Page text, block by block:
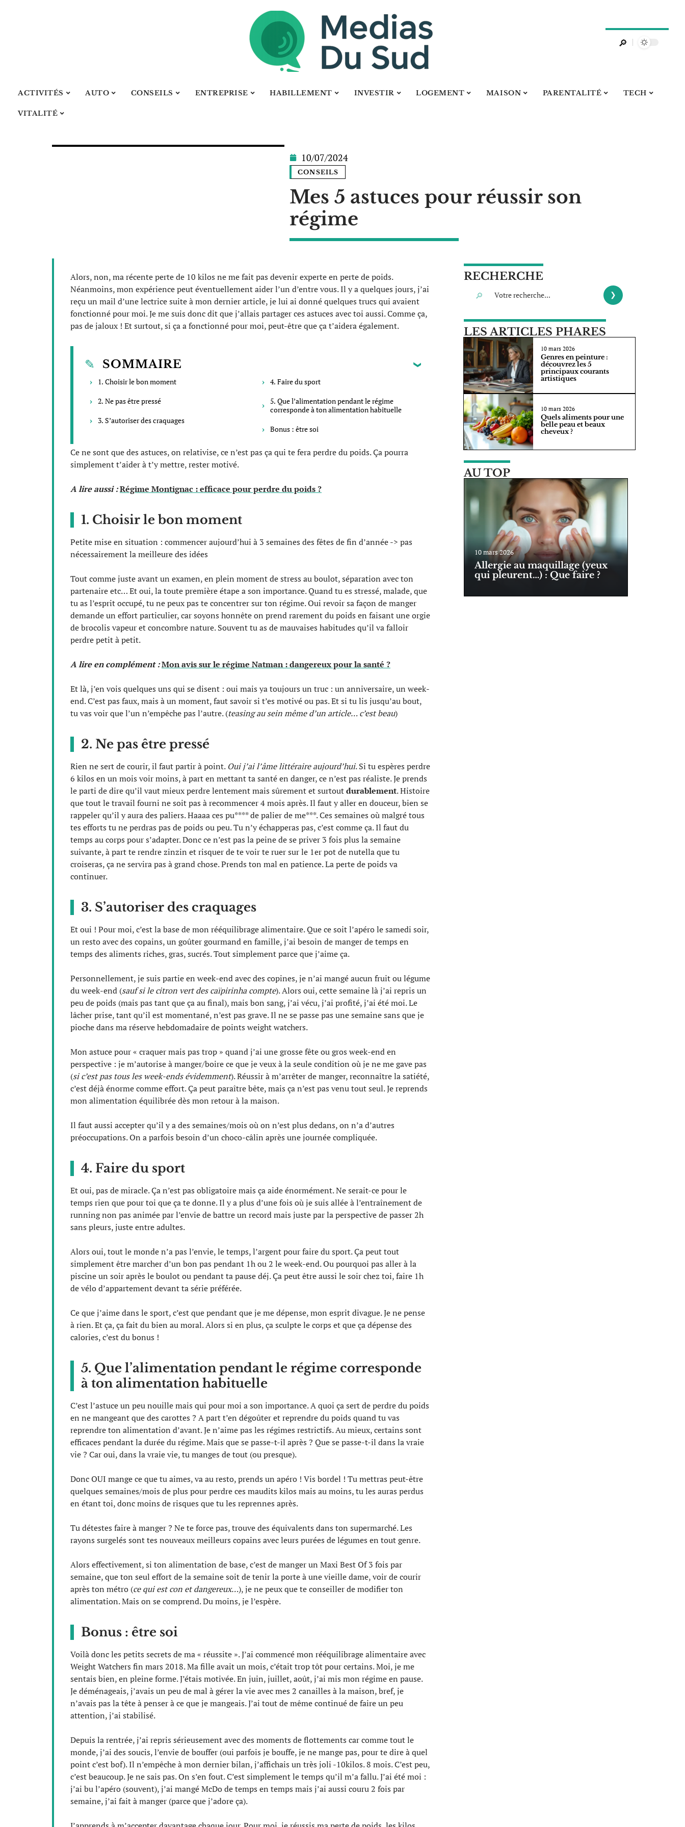
ACTIVITÉS AUTO CONSEILS ENTREPRISE HABILLEMENT INVESTIR LOGEMENT MAISON PARENTALITÉ TECH
VITALITÉ
10/07/2024
CONSEILS
Mes 5 astuces pour réussir son
régime
Alors, non, ma récente perte de 10 kilos ne me fait pas devenir experte en perte de poids.
Néanmoins, mon expérience peut éventuellement aider l’un d’entre vous. Il y a quelques jours, j’ai
reçu un mail d’une lectrice suite à mon dernier article, je lui ai donné quelques trucs qui avaient
fonctionné pour moi. Je me suis donc dit que j’allais partager ces astuces avec toi aussi. Comme ça,
pas de jaloux ! Et surtout, si ça a fonctionné pour moi, peut-être que ça t’aidera également.
SOMMAIRE
1. Choisir le bon moment
2. Ne pas être pressé
3. S’autoriser des craquages
4. Faire du sport
5. Que l’alimentation pendant le régime
corresponde à ton alimentation habituelle
Bonus : être soi
Ce ne sont que des astuces, on relativise, ce n’est pas ça qui te fera perdre du poids. Ça pourra
simplement t’aider à t’y mettre, rester motivé.
A lire aussi :Régime Montignac : efficace pour perdre du poids ?
1. Choisir le bon moment
Petite mise en situation : commencer aujourd’hui à 3 semaines des fêtes de fin d’année -> pas
nécessairement la meilleure des idées
Tout comme juste avant un examen, en plein moment de stress au boulot, séparation avec ton
partenaire etc… Et oui, la toute première étape a son importance. Quand tu es stressé, malade, que
tu as l’esprit occupé, tu ne peux pas te concentrer sur ton régime. Oui revoir sa façon de manger
demande un effort particulier, car soyons honnête on prend rarement du poids en faisant une orgie
de brocolis vapeur et concombre nature. Souvent tu as de mauvaises habitudes qu’il va falloir
perdre petit à petit.
A lire en complément :Mon avis sur le régime Natman : dangereux pour la santé ?
Et là, j’en vois quelques uns qui se disent : oui mais ya toujours un truc : un anniversaire, un week-
end. C’est pas faux, mais à un moment, faut savoir si t’es motivé ou pas. Et si tu lis jusqu’au bout,
tu vas voir que l’un n’empêche pas l’autre. (teasing au sein même d’un article… c’est beau)
2. Ne pas être pressé
Rien ne sert de courir, il faut partir à point. Oui j’ai l’âme littéraire aujourd’hui. Si tu espères perdre
6 kilos en un mois voir moins, à part en mettant ta santé en danger, ce n’est pas réaliste. Je prends
le parti de dire qu’il vaut mieux perdre lentement mais sûrement et surtoutdurablement. Histoire
que tout le travail fourni ne soit pas à recommencer 4 mois après. Il faut y aller en douceur, bien se
rappeler qu’il y aura des paliers. Haaaa ces pu**** de palier de me***. Ces semaines où malgré tous
tes efforts tu ne perdras pas de poids ou peu. Tu n’y échapperas pas, c’est comme ça. Il faut du
temps au corps pour s’adapter. Donc ce n’est pas la peine de se priver 3 fois plus la semaine
suivante, à part te rendre zinzin et risquer de te voir te ruer sur le 1er pot de nutella que tu
croiseras, ça ne servira pas à grand chose. Prends ton mal en patience. La perte de poids va
continuer.
3. S’autoriser des craquages
Et oui ! Pour moi, c’est la base de mon rééquilibrage alimentaire. Que ce soit l’apéro le samedi soir,
un resto avec des copains, un goûter gourmand en famille, j’ai besoin de manger de temps en
temps des aliments riches, gras, sucrés. Tout simplement parce que j’aime ça.
Personnellement, je suis partie en week-end avec des copines, je n’ai mangé aucun fruit ou légume
du week-end (sauf si le citron vert des caïpirinha compte). Alors oui, cette semaine là j’ai repris un
peu de poids (mais pas tant que ça au final), mais bon sang, j’ai vécu, j’ai profité, j’ai été moi. Le
lâcher prise, tant qu’il est momentané, n’est pas grave. Il ne se passe pas une semaine sans que je
pioche dans ma réserve hebdomadaire de points weight watchers.
Mon astuce pour « craquer mais pas trop » quand j’ai une grosse fête ou gros week-end en
perspective : je m’autorise à manger/boire ce que je veux à la seule condition où je ne me gave pas
(si c’est pas tous les week-ends évidemment). Réussir à m’arrêter de manger, reconnaître la satiété,
c’est déjà énorme comme effort. Ça peut paraître bête, mais ça n’est pas venu tout seul. Je reprends
mon alimentation équilibrée dès mon retour à la maison.
Il faut aussi accepter qu’il y a des semaines/mois où on n’est plus dedans, on n’a d’autres
préoccupations. On a parfois besoin d’un choco-câlin après une journée compliquée.
4. Faire du sport
Et oui, pas de miracle. Ça n’est pas obligatoire mais ça aide énormément. Ne serait-ce pour le
temps rien que pour toi que ça te donne. Il y a plus d’une fois où je suis allée à l’entraînement de
running non pas animée par l’envie de battre un record mais juste par la perspective de passer 2h
sans pleurs, juste entre adultes.
Alors oui, tout le monde n’a pas l’envie, le temps, l’argent pour faire du sport. Ça peut tout
simplement être marcher d’un bon pas pendant 1h ou 2 le week-end. Ou pourquoi pas aller à la
piscine un soir après le boulot ou pendant ta pause déj. Ça peut être aussi le soir chez toi, faire 1h
de vélo d’appartement devant ta série préférée.
Ce que j’aime dans le sport, c’est que pendant que je me dépense, mon esprit divague. Je ne pense
à rien. Et ça, ça fait du bien au moral. Alors si en plus, ça sculpte le corps et que ça dépense des
calories, c’est du bonus !
5. Que l’alimentation pendant le régime corresponde
à ton alimentation habituelle
C’est l’astuce un peu nouille mais qui pour moi a son importance. A quoi ça sert de perdre du poids
en ne mangeant que des carottes ? A part t’en dégoûter et reprendre du poids quand tu vas
reprendre ton alimentation d’avant. Je n’aime pas les régimes restrictifs. Au mieux, certains sont
efficaces pendant la durée du régime. Mais que se passe-t-il après ? Que se passe-t-il dans la vraie
vie ? Car oui, dans la vraie vie, tu manges de tout (ou presque).
Donc OUI mange ce que tu aimes, va au resto, prends un apéro ! Vis bordel ! Tu mettras peut-être
quelques semaines/mois de plus pour perdre ces maudits kilos mais au moins, tu les auras perdus
en étant toi, donc moins de risques que tu les reprennes après.
Tu détestes faire à manger ? Ne te force pas, trouve des équivalents dans ton supermarché. Les
rayons surgelés sont tes nouveaux meilleurs copains avec leurs purées de légumes en tout genre.
Alors effectivement, si ton alimentation de base, c’est de manger un Maxi Best Of 3 fois par
semaine, que ton seul effort de la semaine soit de tenir la porte à une vieille dame, voir de courir
après ton métro (ce qui est con et dangereux…), je ne peux que te conseiller de modifier ton
alimentation. Mais on se comprend. Du moins, je l’espère.
Bonus : être soi
Voilà donc les petits secrets de ma « réussite ». J’ai commencé mon rééquilibrage alimentaire avec
Weight Watchers fin mars 2018. Ma fille avait un mois, c’était trop tôt pour certains. Moi, je me
sentais bien, en pleine forme. J’étais motivée. En juin, juillet, août, j’ai mis mon régime en pause.
Je déménageais, j’avais un peu de mal à gérer la vie avec mes 2 canailles à la maison, bref, je
n’avais pas la tête à penser à ce que je mangeais. J’ai tout de même continué de faire un peu
attention, j’ai stabilisé.
Depuis la rentrée, j’ai repris sérieusement avec des moments de flottements car comme tout le
monde, j’ai des soucis, l’envie de bouffer (oui parfois je bouffe, je ne mange pas, pour te dire à quel
point c’est bof). Il n’empêche à mon dernier bilan, j’affichais un très joli -10kilos. 8 mois. C’est peu,
c’est beaucoup. Je ne sais pas. On s’en fout. C’est simplement le temps qu’il m’a fallu. J’ai été moi :
j’ai bu l’apéro (souvent), j’ai mangé McDo de temps en temps mais j’ai aussi couru 2 fois par
semaine, j’ai fait à manger (parce que j’adore ça).
RECHERCHE
LES ARTICLES PHARES
10 mars 2026
Genres en peinture :
découvrez les 5
principaux courants
artistiques
10 mars 2026
Quels aliments pour une
belle peau et beaux
cheveux ?
AU TOP
10 mars 2026
Allergie au maquillage (yeux
qui pleurent…) : Que faire ?